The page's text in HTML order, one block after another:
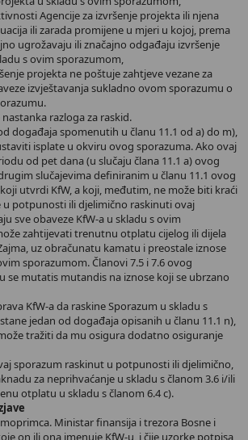
Agencije za izvršenje projekta ili njena
ili zarada promijene u mjeri u kojoj, prema
ugrožavaju ili značajno odgađaju izvršenje
s ovim sporazumom,
projekta ne poštuje zahtjeve vezane za
izvještavanja sukladno ovom sporazumu o
razloga za raskid.
događaja spomenutih u članu 11.1 od a) do m),
isplate u okviru ovog sporazuma. Ako ovaj
od pet dana (u slučaju člana 11.1 a) ovog
slučajevima definiranim u članu 11.1 ovog
utvrdi KfW, a koji, međutim, ne može biti kraći
u potpunosti ili djelimično raskinuti ovaj
sve obaveze KfW-a u skladu s ovim
zahtijevati trenutnu otplatu cijelog ili dijela
uz obračunatu kamatu i preostale iznose
sporazumom. Članovi 7.5 i 7.6 ovog
se mutatis mutandis na iznose koji se ubrzano
KfW-a da raskine Sporazum u skladu s
jedan od događaja opisanih u članu 11.1 n),
tražiti da mu osigura dodatno osiguranje
sporazum raskinut u potpunosti ili djelimično,
za neprihvaćanje u skladu s članom 3.6 i/ili
otplatu u skladu s članom 6.4 c).
Ministar finansija i trezora Bosne i
on ili ona imenuje KfW-u, i čije uzorke potpisa